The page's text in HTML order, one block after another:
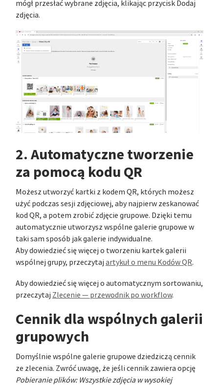
mógł przesłać wybrane zdjęcia, klikając przycisk Dodaj
zdjęcia.
2. Automatyczne tworzenie
za pomocą kodu QR
Możesz utworzyć kartki z kodem QR, których możesz
użyć podczas sesji zdjęciowej, aby najpierw zeskanować
kod QR, a potem zrobić zdjęcie grupowe. Dzięki temu
automatycznie utworzysz wspólne galerie grupowe w
taki sam sposób jak galerie indywidualne.
Aby dowiedzieć się więcej o tworzeniu kartek galerii
wspólnej grupy, przeczytaj artykuł o menu Kodów QR.
Aby dowiedzieć się więcej o automatycznym sortowaniu,
przeczytaj Zlecenie — przewodnik po workflow.
Cennik dla wspólnych galerii
grupowych
Domyślnie wspólne galerie grupowe dziedziczą cennik
ze zlecenia. Zwróć uwagę, że jeśli cennik zawiera opcję
Pobieranie plików: Wszystkie zdjęcia w wysokiej